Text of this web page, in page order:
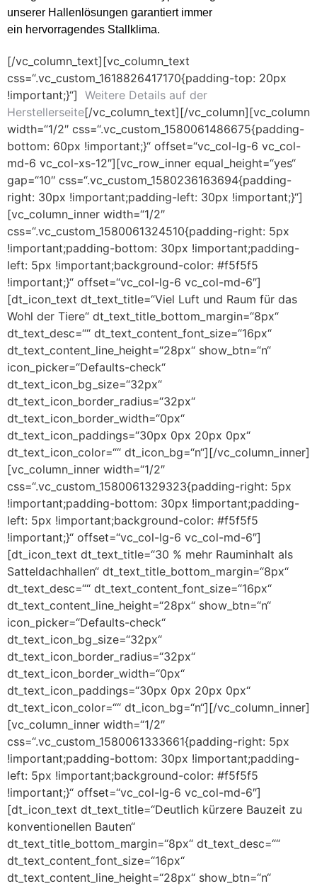
unserer Hallenlösungen garantiert immer
ein hervorragendes Stallklima.
[/vc_column_text][vc_column_text
css=“.vc_custom_1618826417170{padding-top: 20px
!important;}“] Weitere Details auf der
Herstellerseite[/vc_column_text][/vc_column][vc_column
width=“1/2″ css=“.vc_custom_1580061486675{padding-
bottom: 60px !important;}“ offset=“vc_col-lg-6 vc_col-
md-6 vc_col-xs-12″][vc_row_inner equal_height=“yes“
gap=“10″ css=“.vc_custom_1580236163694{padding-
right: 30px !important;padding-left: 30px !important;}“]
[vc_column_inner width=“1/2″
css=“.vc_custom_1580061324510{padding-right: 5px
!important;padding-bottom: 30px !important;padding-
left: 5px !important;background-color: #f5f5f5
!important;}“ offset=“vc_col-lg-6 vc_col-md-6″]
[dt_icon_text dt_text_title=“Viel Luft und Raum für das
Wohl der Tiere“ dt_text_title_bottom_margin=“8px“
dt_text_desc=““ dt_text_content_font_size=“16px“
dt_text_content_line_height=“28px“ show_btn=“n“
icon_picker=“Defaults-check“
dt_text_icon_bg_size=“32px“
dt_text_icon_border_radius=“32px“
dt_text_icon_border_width=“0px“
dt_text_icon_paddings=“30px 0px 20px 0px“
dt_text_icon_color=““ dt_icon_bg=“n“][/vc_column_inner]
[vc_column_inner width=“1/2″
css=“.vc_custom_1580061329323{padding-right: 5px
!important;padding-bottom: 30px !important;padding-
left: 5px !important;background-color: #f5f5f5
!important;}“ offset=“vc_col-lg-6 vc_col-md-6″]
[dt_icon_text dt_text_title=“30 % mehr Rauminhalt als
Satteldachhallen“ dt_text_title_bottom_margin=“8px“
dt_text_desc=““ dt_text_content_font_size=“16px“
dt_text_content_line_height=“28px“ show_btn=“n“
icon_picker=“Defaults-check“
dt_text_icon_bg_size=“32px“
dt_text_icon_border_radius=“32px“
dt_text_icon_border_width=“0px“
dt_text_icon_paddings=“30px 0px 20px 0px“
dt_text_icon_color=““ dt_icon_bg=“n“][/vc_column_inner]
[vc_column_inner width=“1/2″
css=“.vc_custom_1580061333661{padding-right: 5px
!important;padding-bottom: 30px !important;padding-
left: 5px !important;background-color: #f5f5f5
!important;}“ offset=“vc_col-lg-6 vc_col-md-6″]
[dt_icon_text dt_text_title=“Deutlich kürzere Bauzeit zu
konventionellen Bauten“
dt_text_title_bottom_margin=“8px“ dt_text_desc=““
dt_text_content_font_size=“16px“
dt_text_content_line_height=“28px“ show_btn=“n“